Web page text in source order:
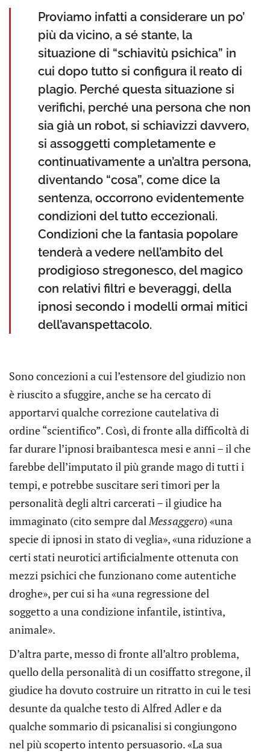
Proviamo infatti a considerare un po’
più da vicino, a sé stante, la
situazione di “schiavitù psichica” in
cui dopo tutto si configura il reato di
plagio. Perché questa situazione si
verifichi, perché una persona che non
sia già un robot, si schiavizzi davvero,
si assoggetti completamente e
continuativamente a un’altra persona,
diventando “cosa”, come dice la
sentenza, occorrono evidentemente
condizioni del tutto eccezionali.
Condizioni che la fantasia popolare
tenderà a vedere nell’ambito del
prodigioso stregonesco, del magico
con relativi filtri e beveraggi, della
ipnosi secondo i modelli ormai mitici
dell’avanspettacolo.
Sono concezioni a cui l’estensore del giudizio non
è riuscito a sfuggire, anche se ha cercato di
apportarvi qualche correzione cautelativa di
ordine “scientifico”. Così, di fronte alla difficoltà di
far durare l’ipnosi braibantesca mesi e anni – il che
farebbe dell’imputato il più grande mago di tutti i
tempi, e potrebbe suscitare seri timori per la
personalità degli altri carcerati – il giudice ha
immaginato (cito sempre dalMessaggero) «una
specie di ipnosi in stato di veglia», «una riduzione a
certi stati neurotici artificialmente ottenuta con
mezzi psichici che funzionano come autentiche
droghe», per cui si ha «una regressione del
soggetto a una condizione infantile, istintiva,
animale».
D’altra parte, messo di fronte all’altro problema,
quello della personalità di un cosiffatto stregone, il
giudice ha dovuto costruire un ritratto in cui le tesi
desunte da qualche testo di Alfred Adler e da
qualche sommario di psicanalisi si congiungono
nel più scoperto intento persuasorio. «La sua